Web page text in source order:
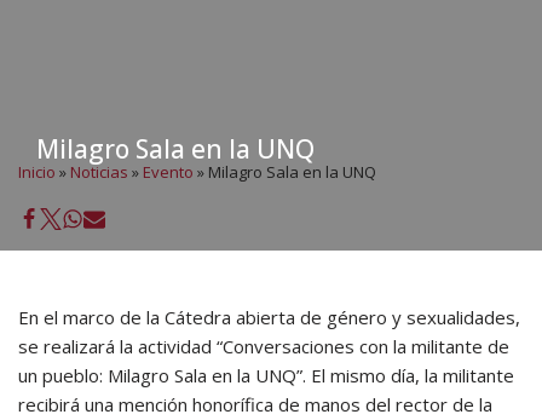
Milagro Sala en la UNQ
Inicio » Noticias » Evento » Milagro Sala en la UNQ
En el marco de la Cátedra abierta de género y sexualidades,
se realizará la actividad “Conversaciones con la militante de
un pueblo: Milagro Sala en la UNQ”. El mismo día, la militante
recibirá una mención honorífica de manos del rector de la